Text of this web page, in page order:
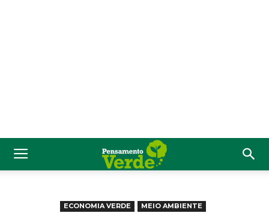
ECONOMIA VERDE MEIO AMBIENTE